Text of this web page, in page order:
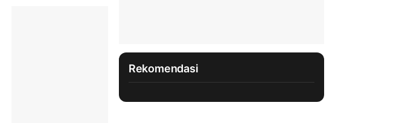
Rekomendasi